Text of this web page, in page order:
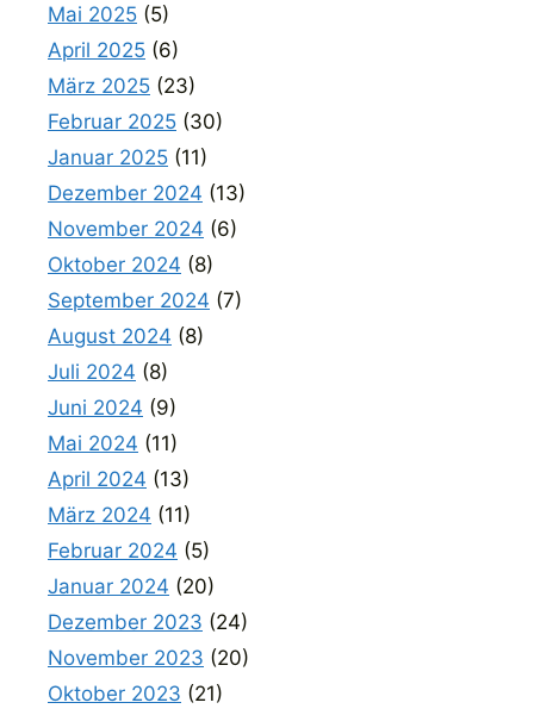
Mai 2025 (5)
April 2025 (6)
März 2025 (23)
Februar 2025 (30)
Januar 2025 (11)
Dezember 2024 (13)
November 2024 (6)
Oktober 2024 (8)
September 2024 (7)
August 2024 (8)
Juli 2024 (8)
Juni 2024 (9)
Mai 2024 (11)
April 2024 (13)
März 2024 (11)
Februar 2024 (5)
Januar 2024 (20)
Dezember 2023 (24)
November 2023 (20)
Oktober 2023 (21)